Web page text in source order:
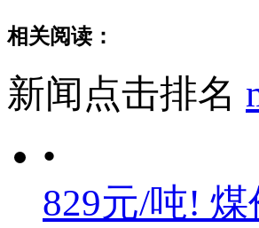
相关阅读：
新闻点击排名
•
829元/吨!